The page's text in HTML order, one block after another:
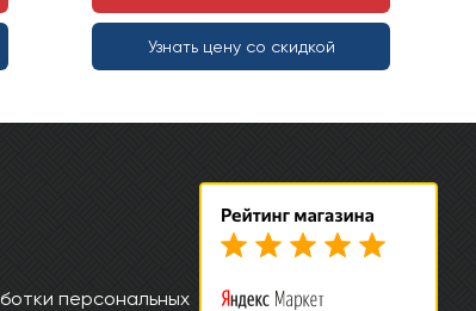
Узнать цену со скидкой
персональных